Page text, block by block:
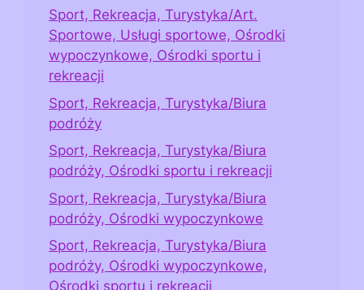
Sport, Rekreacja, Turystyka/Art.
Sportowe, Usługi sportowe, Ośrodki
wypoczynkowe, Ośrodki sportu i
rekreacji
Sport, Rekreacja, Turystyka/Biura
podróży
Sport, Rekreacja, Turystyka/Biura
podróży, Ośrodki sportu i rekreacji
Sport, Rekreacja, Turystyka/Biura
podróży, Ośrodki wypoczynkowe
Sport, Rekreacja, Turystyka/Biura
podróży, Ośrodki wypoczynkowe,
Ośrodki sportu i rekreacji